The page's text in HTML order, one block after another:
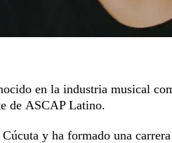
en la industria musical
de ASCAP Latino.
y ha formado una